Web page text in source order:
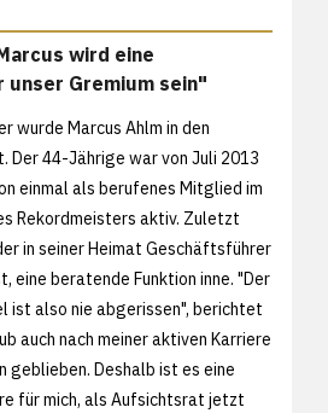
wird eine
Gremium sein"
wurde Marcus Ahlm in den
44-Jährige war von Juli 2013
einmal als berufenes Mitglied im
Rekordmeisters aktiv. Zuletzt
in seiner Heimat Geschäftsführer
eine beratende Funktion inne. "Der
ist also nie abgerissen", berichtet
auch nach meiner aktiven Karriere
geblieben. Deshalb ist es eine
für mich, als Aufsichtsrat jetzt